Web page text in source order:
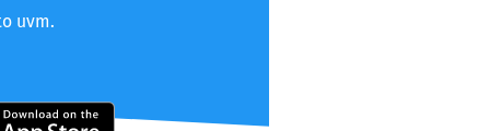
uvm.